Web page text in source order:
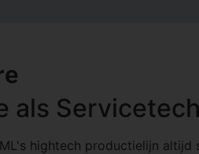
als
hightech productielijn